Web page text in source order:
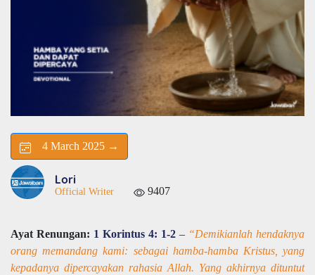
4 March 2025 →
Lori
Official Writer 9407
Ayat Renungan: 1 Korintus 4: 1-2 – “Demikianlah hendaknya
orang memandang kami: sebagai hamba-hamba Kristus, yang
kepadanya dipercayakan rahasia Allah. Yang akhirnya dituntut